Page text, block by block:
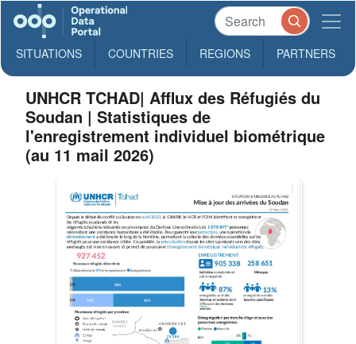
SITUATIONS COUNTRIES REGIONS PARTNERS
UNHCR TCHAD| Afflux des Réfugiés du
Soudan | Statistiques de
l'enregistrement individuel biométrique
(au 11 mail 2026)